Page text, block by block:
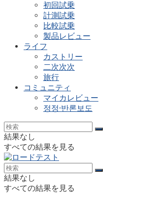
初回試乗
計測試乗
比較試乗
製品レビュー
ライフ
カストリー
二次次次
旅行
コミュニティ
マイカレビュー
정정·반론보도
結果なし
すべての結果を見る
結果なし
すべての結果を見る